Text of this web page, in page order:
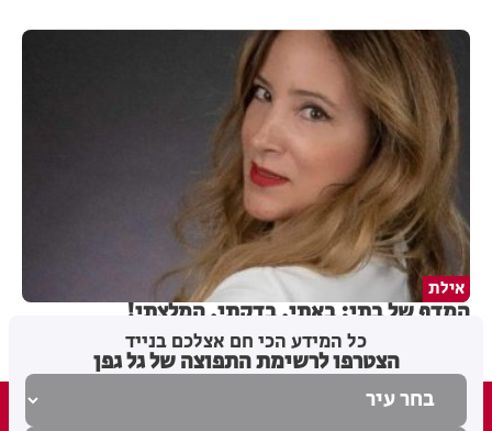
אילת
המדף של בתי: באתי, בדקתי, המלצתי!
כל המידע הכי חם אצלכם בנייד
הצטרפו לרשימת התפוצה של גל גפן